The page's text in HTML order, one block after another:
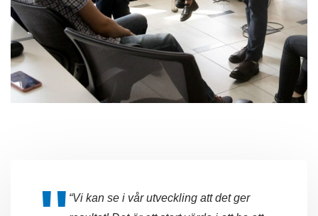
“Vi kan se i vår utveckling att det ger